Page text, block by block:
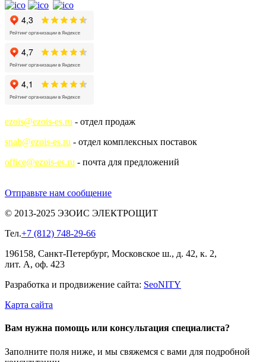
ezois@ezois-es.ru - отдел продаж
snab@ezois-es.ru - отдел комплексных поставок
office@ezois-es.ru - почта для предложений
Отправьте нам сообщение
© 2013-2025 ЭЗОИС ЭЛЕКТРОЩИТ
Тел.+7 (812) 748-29-66
196158, Санкт-Петербург, Московское ш., д. 42, к. 2,
лит. А, оф. 423
Разработка и продвижение сайта: SeoNITY
Карта сайта
Вам нужна помощь или консультация специалиста?
Заполните поля ниже, и мы свяжемся с вами для подробной